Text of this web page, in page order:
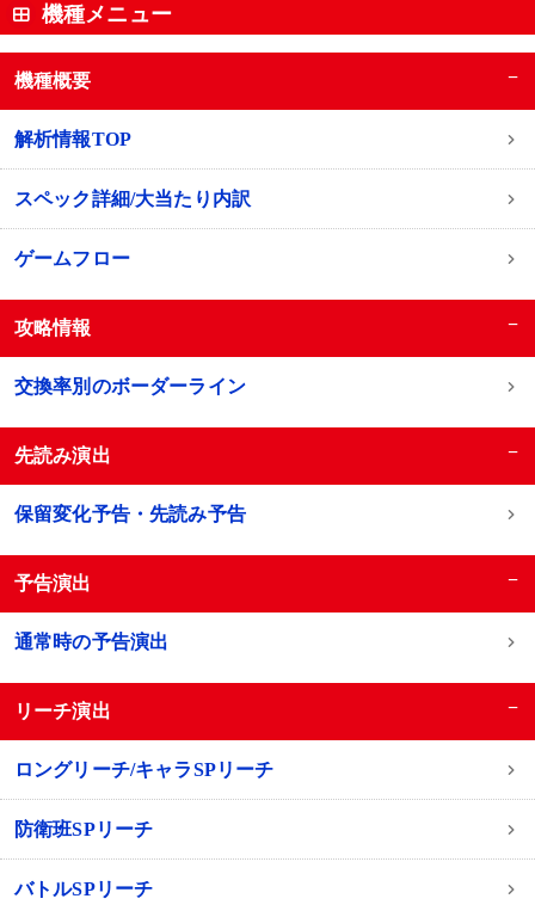
機種メニュー
機種概要 −
解析情報TOP
スペック詳細/大当たり内訳
ゲームフロー
攻略情報 −
交換率別のボーダーライン
先読み演出 −
保留変化予告・先読み予告
予告演出 −
通常時の予告演出
リーチ演出 −
ロングリーチ/キャラSPリーチ
防衛班SPリーチ
バトルSPリーチ